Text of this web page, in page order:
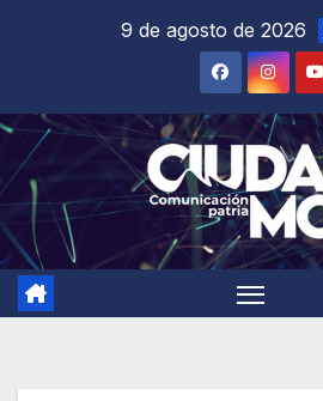
9 de agosto de 2026